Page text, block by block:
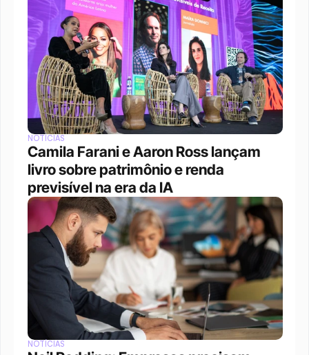
NOTÍCIAS
Camila Farani e Aaron Ross lançam
livro sobre patrimônio e renda
previsível na era da IA
NOTÍCIAS